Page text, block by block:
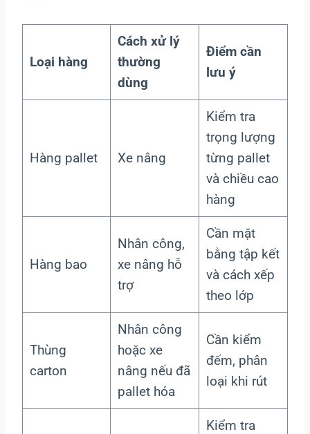
Loại hàng
Cách xử lý
thường
dùng
Điểm cần
lưu ý
Hàng pallet Xe nâng
Kiểm tra
trọng lượng
từng pallet
và chiều cao
hàng
Hàng bao
Nhân công,
xe nâng hỗ
trợ
Cần mặt
bằng tập kết
và cách xếp
theo lớp
Thùng
carton
Nhân công
hoặc xe
nâng nếu đã
pallet hóa
Cần kiểm
đếm, phân
loại khi rút
Kiểm tra